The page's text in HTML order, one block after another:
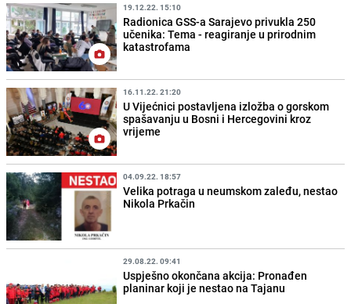
19.12.22. 15:10
Radionica GSS-a Sarajevo privukla 250
učenika: Tema - reagiranje u prirodnim
katastrofama
16.11.22. 21:20
U Vijećnici postavljena izložba o gorskom
spašavanju u Bosni i Hercegovini kroz
vrijeme
04.09.22. 18:57
Velika potraga u neumskom zaleđu, nestao
Nikola Prkačin
29.08.22. 09:41
Uspješno okončana akcija: Pronađen
planinar koji je nestao na Tajanu